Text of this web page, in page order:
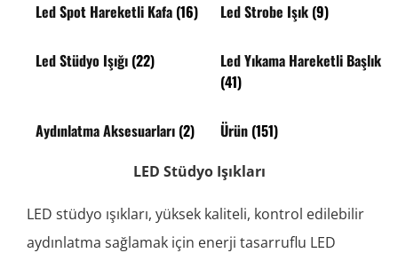
Led Spot Hareketli Kafa (16) Led Strobe Işık (9)
Led Stüdyo Işığı (22)
Led Yıkama Hareketli Başlık
(41)
Aydınlatma Aksesuarları (2) Ürün (151)
LED Stüdyo Işıkları
LED stüdyo ışıkları, yüksek kaliteli, kontrol edilebilir
aydınlatma sağlamak için enerji tasarruflu LED